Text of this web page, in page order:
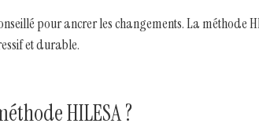
pour ancrer les changements. La méthode
et durable.
HILESA ?